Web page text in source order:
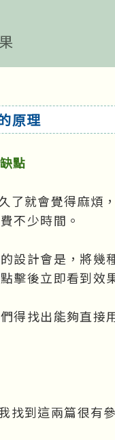
原理
點
了就會覺得麻煩
不少時間。
設計會是，將幾
擊後立即看到效
得找出能夠直接
找到這兩篇很有